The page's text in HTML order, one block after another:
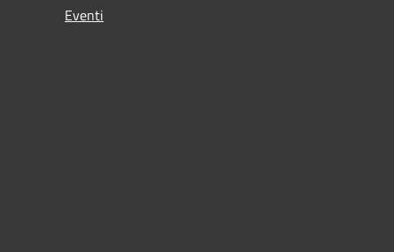
Eventi